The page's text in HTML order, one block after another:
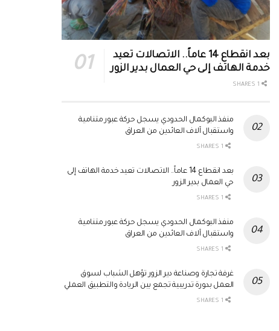
بعد انقطاع 14 عاماً.. الاتصالات تعيد
خدمة الهاتف إلى حي العمال بدير الزور
منفذ البوكمال الحدودي يسجل حركة عبور متنامية
واستقبال آلاف العائدين من العراق
بعد انقطاع 14 عاماً.. الاتصالات تعيد خدمة الهاتف إلى
حي العمال بدير الزور
منفذ البوكمال الحدودي يسجل حركة عبور متنامية
واستقبال آلاف العائدين من العراق
غرفة تجارة وصناعة دير الزور تؤهل الشباب لسوق
العمل بدورة تدريبية تجمع بين الريادة والتطبيق العملي